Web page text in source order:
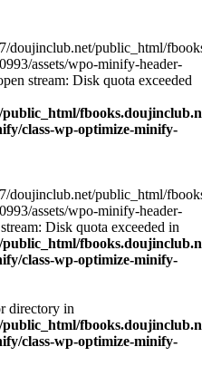
doujinclub.net/public_html/
assets/wpo-minify-header-
stream: Disk quota exceeded
class-wp-optimize-minify-
doujinclub.net/public_html/
assets/wpo-minify-header-
Disk quota exceeded in
class-wp-optimize-minify-
directory in
class-wp-optimize-minify-